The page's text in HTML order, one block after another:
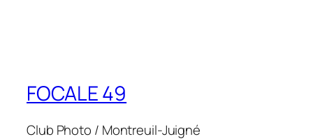
FOCALE 49
Club Photo / Montreuil-Juigné